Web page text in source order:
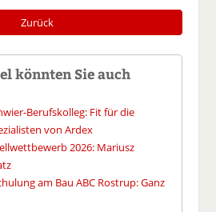
Zurück
könnten Sie auch
Berufskolleg: Fit für die
von Ardex
2026: Mariusz
am Bau ABC Rostrup: Ganz